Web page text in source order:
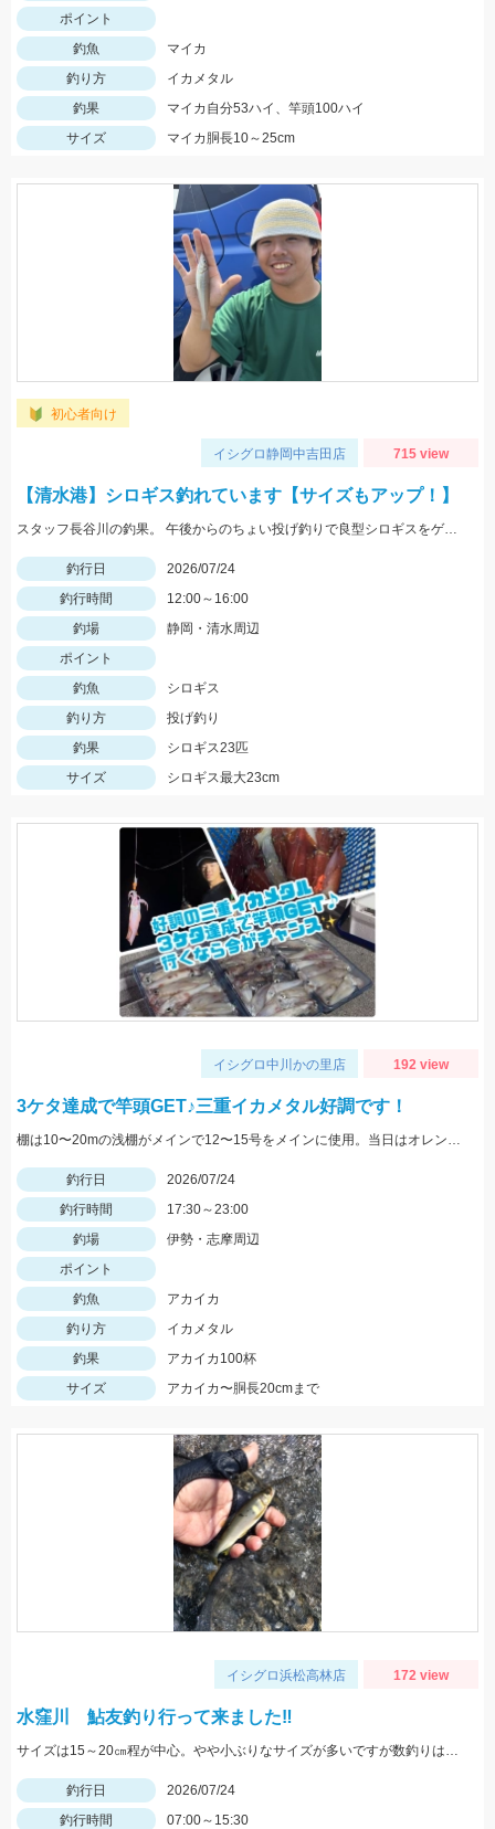
ポイント
釣魚
マイカ
釣り方
イカメタル
釣果
マイカ自分53ハイ、竿頭100ハイ
サイズ
マイカ胴長10～25cm
初心者向け
イシグロ静岡中吉田店 715 view
【清水港】シロギス釣れています【サイズもアップ！】
スタッフ長谷川の釣果。 午後からのちょい投げ釣りで良型シロギスをゲット！ エサの赤イソメが釣果の秘訣です。
釣行日
2026/07/24
釣行時間
12:00～16:00
釣場
静岡・清水周辺
ポイント
釣魚
シロギス
釣り方
投げ釣り
釣果
シロギス23匹
サイズ
シロギス最大23cm
イシグロ中川かの里店 192 view
3ケタ達成で竿頭GET♪三重イカメタル好調です！
棚は10〜20mの浅棚がメインで12〜15号をメインに使用。当日はオレンジゼブラ系がよく当たっていました。オススメのドロッパーは、がまかつスピードメタルエギドロッパーシリーズ。
釣行日
2026/07/24
釣行時間
17:30～23:00
釣場
伊勢・志摩周辺
ポイント
釣魚
アカイカ
釣り方
イカメタル
釣果
アカイカ100杯
サイズ
アカイカ〜胴長20cmまで
イシグロ浜松高林店 172 view
水窪川 鮎友釣り行って来ました‼
サイズは15～20㎝程が中心。やや小ぶりなサイズが多いですが数釣りは楽しめます！
釣行日
2026/07/24
釣行時間
07:00～15:30